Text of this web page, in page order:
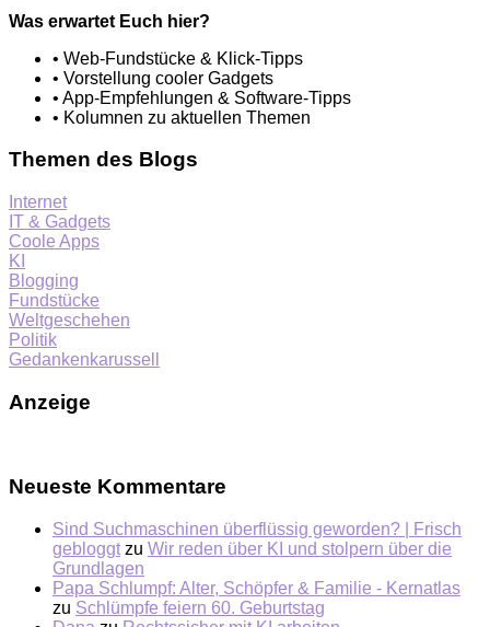
Was erwartet Euch hier?
• Web-Fundstücke & Klick-Tipps
• Vorstellung cooler Gadgets
• App-Empfehlungen & Software-Tipps
• Kolumnen zu aktuellen Themen
Themen des Blogs
Internet
IT & Gadgets
Coole Apps
KI
Blogging
Fundstücke
Weltgeschehen
Politik
Gedankenkarussell
Anzeige
Neueste Kommentare
Sind Suchmaschinen überflüssig geworden? | Frisch
gebloggt zu Wir reden über KI und stolpern über die
Grundlagen
Papa Schlumpf: Alter, Schöpfer & Familie - Kernatlas
zu Schlümpfe feiern 60. Geburtstag